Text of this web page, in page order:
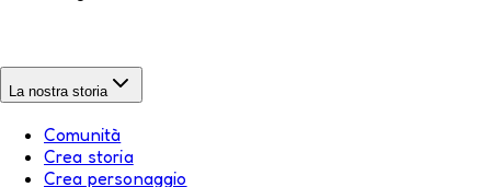
La nostra storia
Comunità
Crea storia
Crea personaggio